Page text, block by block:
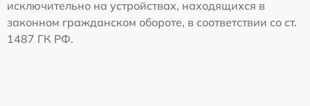
исключительно на устройствах, находящихся в
законном гражданском обороте, в соответствии со ст.
1487 ГК РФ.